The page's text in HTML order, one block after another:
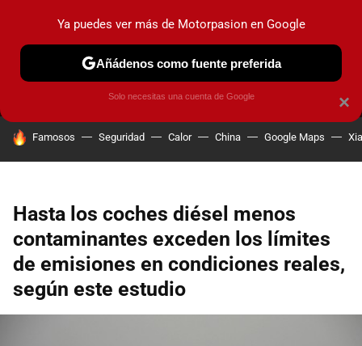
MENÚ NUEVO
COCHES ELÉCTRICOS OBSERVATORIO
HOY SE HABLA DE
Famosos Seguridad Calor China Google Maps
Hasta los coches diésel menos
contaminantes exceden los límites
de emisiones en condiciones reales,
según este estudio
×
Ya puedes ver más de Motorpasion en Google
Añádenos como fuente preferida
Solo necesitas una cuenta de Google